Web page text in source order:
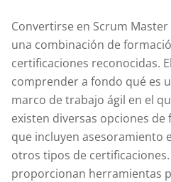
Convertirse en Scrum
una combinación de
certificaciones reconocidas.
comprender a fondo qué es
marco de trabajo ágil en el
existen diversas opciones
que incluyen asesoramiento
otros tipos de
proporcionan herramientas